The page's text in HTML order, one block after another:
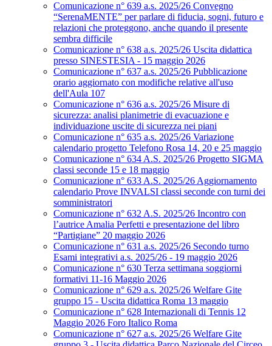
Comunicazione n° 639 a.s. 2025/26 Convegno
“SerenaMENTE” per parlare di fiducia, sogni, futuro e
relazioni che proteggono, anche quando il presente
sembra difficile
Comunicazione n° 638 a.s. 2025/26 Uscita didattica
presso SINESTESIA - 15 maggio 2026
Comunicazione n° 637 a.s. 2025/26 Pubblicazione
orario aggiornato con modifiche relative all'uso
dell'Aula 107
Comunicazione n° 636 a.s. 2025/26 Misure di
sicurezza: analisi planimetrie di evacuazione e
individuazione uscite di sicurezza nei piani
Comunicazione n° 635 a.s. 2025/26 Variazione
calendario progetto Telefono Rosa 14, 20 e 25 maggio
Comunicazione n° 634 A.S. 2025/26 Progetto SIGMA
classi seconde 15 e 18 maggio
Comunicazione n° 633 A.S. 2025/26 Aggiornamento
calendario Prove INVALSI classi seconde con turni dei
somministratori
Comunicazione n° 632 A.S. 2025/26 Incontro con
l’autrice Amalia Perfetti e presentazione del libro
“Partigiane” 20 maggio 2026
Comunicazione n° 631 a.s. 2025/26 Secondo turno
Esami integrativi a.s. 2025/26 - 19 maggio 2026
Comunicazione n° 630 Terza settimana soggiorni
formativi 11-16 Maggio 2026
Comunicazione n° 629 a.s. 2025/26 Welfare Gite
gruppo 15 - Uscita didattica Roma 13 maggio
Comunicazione n° 628 Internazionali di Tennis 12
Maggio 2026 Foro Italico Roma
Comunicazione n° 627 a.s. 2025/26 Welfare Gite